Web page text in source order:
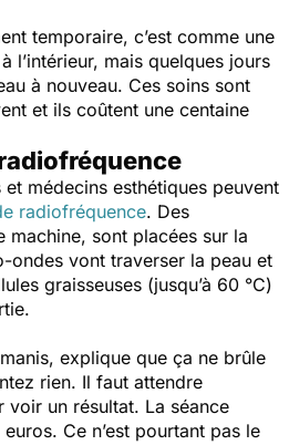
temporaire, c’est comme une
l’intérieur, mais quelques jours
à nouveau. Ces soins sont
et ils coûtent une centaine
médecins esthétiques peuvent
radiofréquence. Des
machine, sont placées sur la
ondes vont traverser la peau et
graisseuses (jusqu’à 60 °C)
explique que ça ne brûle
rien. Il faut attendre
voir un résultat. La séance
Ce n’est pourtant pas le